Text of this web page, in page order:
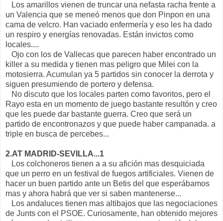
Los amarillos vienen de truncar una nefasta racha frente a
un Valencia que se meneó menos que don Pinpon en una
cama de velcro. Han vaciado enfermería y eso les ha dado
un respiro y energías renovadas. Están invictos como
locales....
Ojo con los de Vallecas que parecen haber encontrado un
killer a su medida y tienen mas peligro que Milei con la
motosierra. Acumulan ya 5 partidos sin conocer la derrota y
siguen presumiendo de portero y defensa.
No discuto que los locales parten como favoritos, pero el
Rayo esta en un momento de juego bastante resultón y creo
que les puede dar bastante guerra. Creo que será un
partido de encontronazos y que puede haber campanada. a
triple en busca de percebes...
2.AT MADRID-SEVILLA...1
Los colchoneros tienen a a su afición mas desquiciada
que un perro en un festival de fuegos artificiales. Vienen de
hacer un buen partido ante un Betis del que esperábamos
mas y ahora habrá que ver si saben mantenerse...
Los andaluces tienen mas altibajos que las negociaciones
de Junts con el PSOE. Curiosamente, han obtenido mejores